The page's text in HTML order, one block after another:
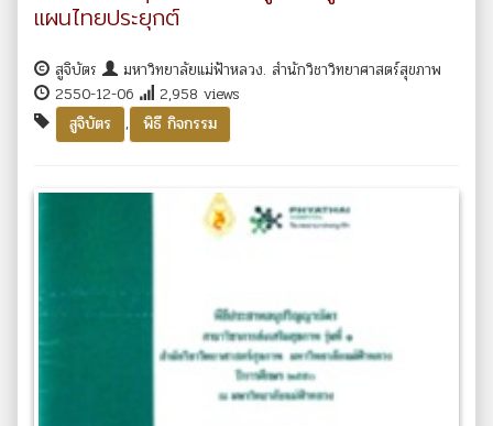
แผนไทยประยุกต์
สูจิบัตร
มหาวิทยาลัยแม่ฟ้าหลวง. สำนักวิชาวิทยาศาสตร์สุขภาพ
2550-12-06
2,958 views
สูจิบัตร
, พิธี กิจกรรม